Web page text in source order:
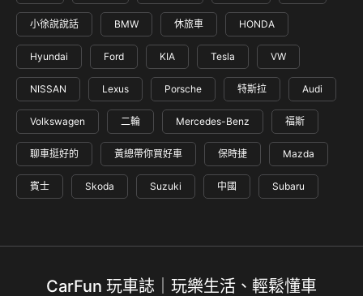
小徐說說話 BMW 休旅車 HONDA
Hyundai Ford KIA Tesla VW
NISSAN Lexus Porsche 特斯拉 Audi
Volkswagen 二輪 Mercedes-Benz 福斯
聊車挺好的 黃總帶你買好車 保時捷 Mazda
賓士 Skoda Suzuki 中國 Subaru
CarFun 玩車誌｜玩樂生活、輕鬆懂車